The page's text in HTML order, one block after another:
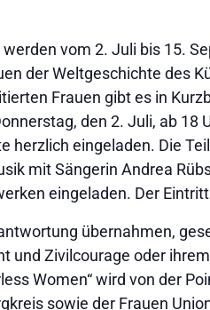
vom 2. Juli bis 15.
der Weltgeschichte des
Frauen gibt es in
den 2. Juli, ab 18
herzlich eingeladen. Die
mit Sängerin Andrea
eingeladen. Der
übernahmen,
und Zivilcourage oder
Women“ wird von der
sowie der Frauen